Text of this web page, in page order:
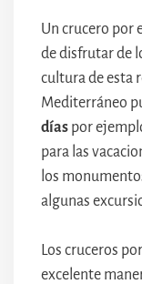
Un crucero por
de disfrutar de
cultura de esta
Mediterráneo
días por
para las
los
algunas
Los cruceros
excelente